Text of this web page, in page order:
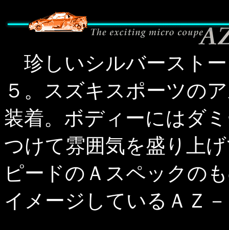
珍しいシルバースト
５。スズキスポーツの
装着。ボディーにはダ
つけて雰囲気を盛り上
ピードのＡスペックの
イメージしているＡＺ